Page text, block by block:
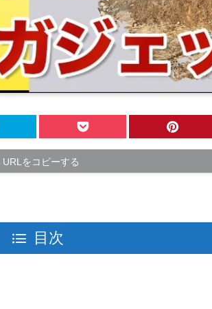
URLをコピーする
目次